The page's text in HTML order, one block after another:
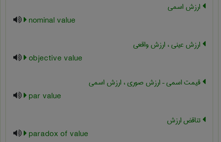
ارزش اسمی
nominal value
ارزش عینی ، ارزش واقعی
objective value
قیمت اسمی – ارزش صوری ، ارزش اسمی
par value
تناقض ارزش
paradox of value